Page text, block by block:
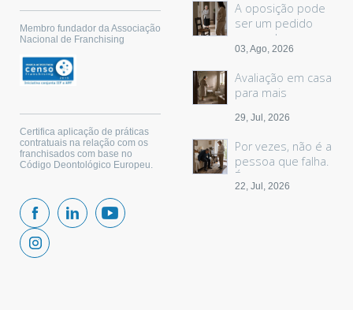
Membro fundador da Associação
Nacional de Franchising
Certifica aplicação de práticas
contratuais na relação com os
franchisados com base no
Código Deontológico Europeu.
A oposição pode
ser um pedido
sem palavras
03, Ago, 2026
Avaliação em casa
para mais
29, Jul, 2026
Por vezes, não é a
pessoa que falha.
É o espaço.
22, Jul, 2026